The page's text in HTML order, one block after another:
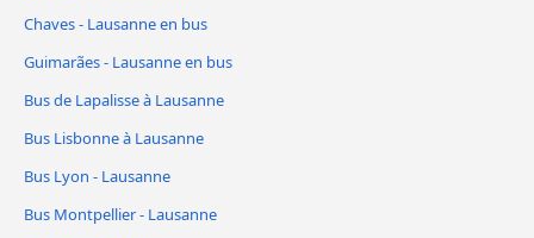
Chaves - Lausanne en bus
Guimarães - Lausanne en bus
Bus de Lapalisse à Lausanne
Bus Lisbonne à Lausanne
Bus Lyon - Lausanne
Bus Montpellier - Lausanne